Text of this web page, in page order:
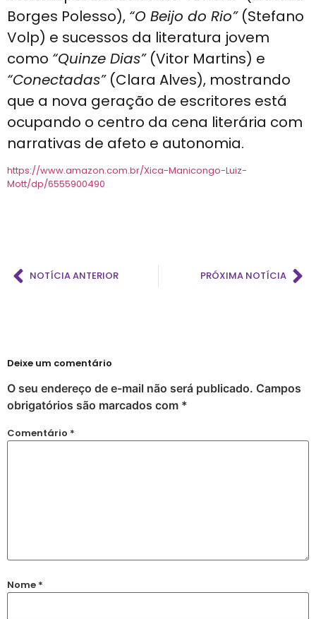
Borges Polesso), “O Beijo do Rio”(Stefano
Volp) e sucessos da literatura jovem
como “Quinze Dias”(Vitor Martins) e
“Conectadas”(Clara Alves), mostrando
que a nova geração de escritores está
ocupando o centro da cena literária com
narrativas de afeto e autonomia.
https://www.amazon.com.br/Xica-Manicongo-Luiz-
Mott/dp/6555900490
NOTÍCIA ANTERIOR PRÓXIMA NOTÍCIA
Deixe um comentário
O seu endereço de e-mail não será publicado. Campos
obrigatórios são marcados com *
Comentário *
Nome *